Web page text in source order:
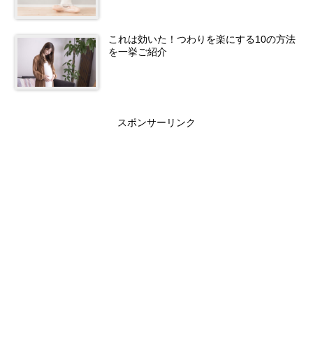
これは効いた！つわりを楽にする10の方法
を一挙ご紹介
スポンサーリンク